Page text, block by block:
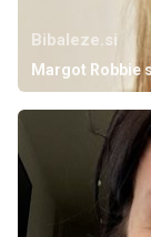
Bibaleze.si
Margot Robbie